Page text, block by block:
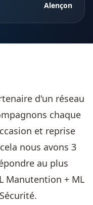
Alençon
d'un réseau
chaque
et reprise
nous avons 3
au plus
Manutention + ML